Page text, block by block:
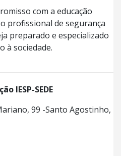
com a educação
profissional de segurança
preparado e especializado
à sociedade.
IESP-SEDE
99 -Santo Agostinho,